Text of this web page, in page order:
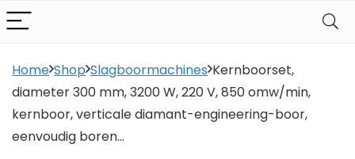
Home Shop Slagboormachines Kernboorset,
diameter 300 mm, 3200 W, 220 V, 850 omw/min,
kernboor, verticale diamant-engineering-boor,
eenvoudig boren…